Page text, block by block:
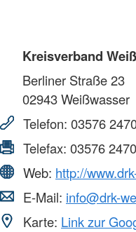
Kreisverband
Berliner Straße 23
02943Weißwasser
Telefon: 03576
Telefax: 03576
Web: http://
E-Mail: info@drk-
Karte: Link zur